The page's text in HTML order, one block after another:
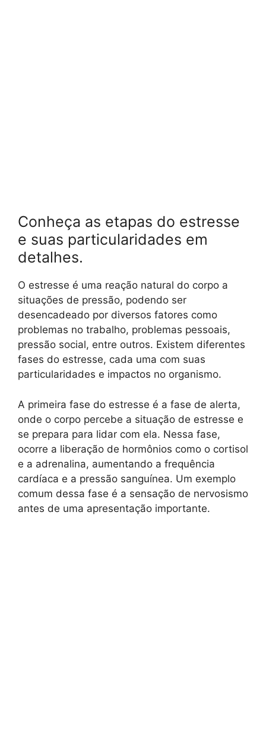
Conheça as etapas do estresse
e suas particularidades em
detalhes.
O estresse é uma reação natural do corpo a
situações de pressão, podendo ser
desencadeado por diversos fatores como
problemas no trabalho, problemas pessoais,
pressão social, entre outros. Existem diferentes
fases do estresse, cada uma com suas
particularidades e impactos no organismo.
A primeira fase do estresse é a fase de alerta,
onde o corpo percebe a situação de estresse e
se prepara para lidar com ela. Nessa fase,
ocorre a liberação de hormônios como o cortisol
e a adrenalina, aumentando a frequência
cardíaca e a pressão sanguínea. Um exemplo
comum dessa fase é a sensação de nervosismo
antes de uma apresentação importante.